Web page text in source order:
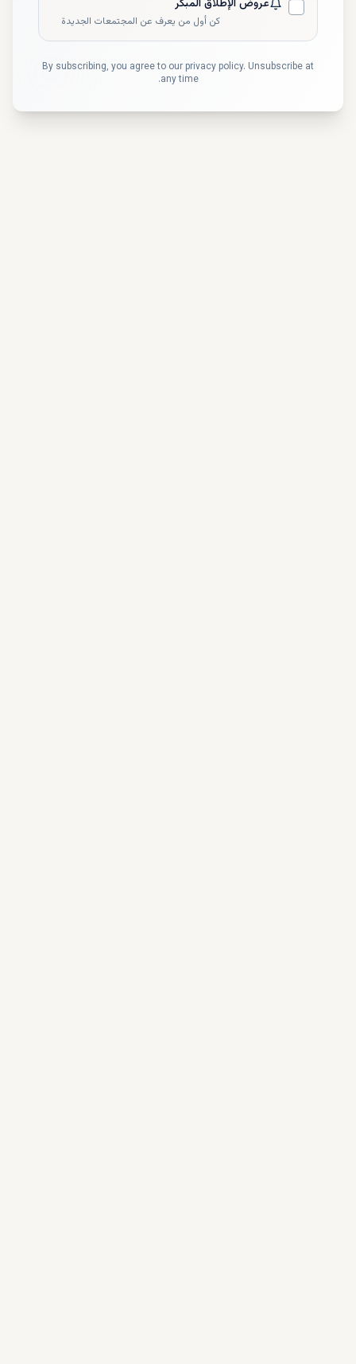
عروض الإطلاق المبكر
كن أول من يعرف عن المجتمعات الجديدة
By subscribing, you agree to our privacy policy. Unsubscribe at
any time.